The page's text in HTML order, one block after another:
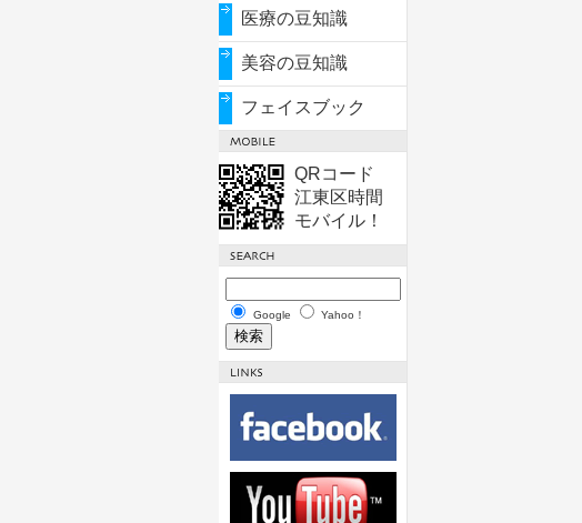
医療の豆知識
美容の豆知識
フェイスブック
QRコード
江東区時間
モバイル！
Google Yahoo！